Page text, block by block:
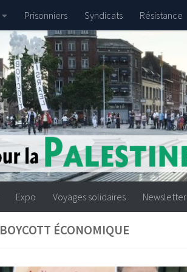
Prisonniers Syndicats Résistance
Expo Voyages solidaires Newsletter
BOYCOTT ÉCONOMIQUE